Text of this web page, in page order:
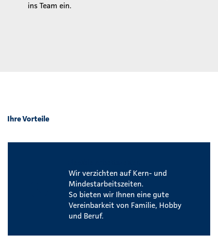
ins Team ein.
Ihre Vorteile
Wir verzichten auf Kern- und
Mindestarbeitszeiten.
So bieten wir Ihnen eine gute
Vereinbarkeit von Familie, Hobby
und Beruf.